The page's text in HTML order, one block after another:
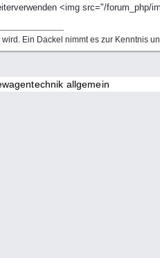
<img src="/forum_php/
Ein Dackel nimmt es zur Kenntnis